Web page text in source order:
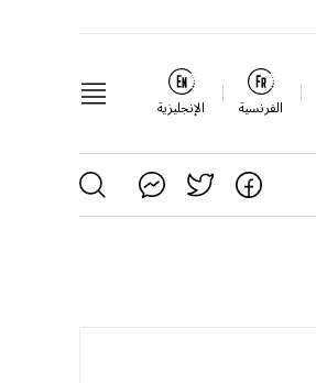
الفرنسية الإنجليزية